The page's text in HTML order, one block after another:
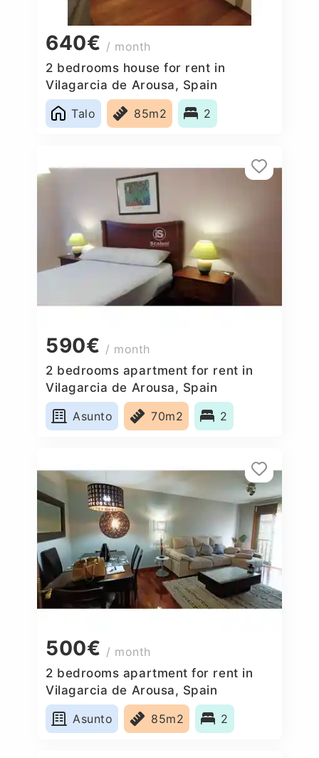
640€ / month
2 bedrooms house for rent in
Vilagarcia de Arousa, Spain
Talo
85m2 2
590€ / month
2 bedrooms apartment for rent in
Vilagarcia de Arousa, Spain
Asunto
70m2 2
500€ / month
2 bedrooms apartment for rent in
Vilagarcia de Arousa, Spain
Asunto
85m2 2